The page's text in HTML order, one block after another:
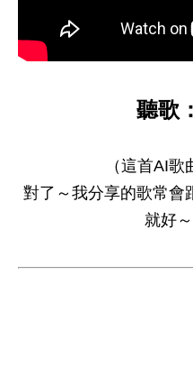
聽歌
（這首AI歌
對了～我分享的歌常會
就好～